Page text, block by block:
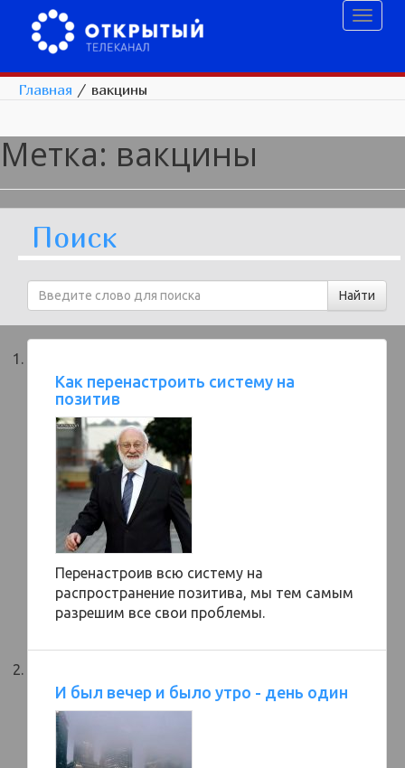
Главная / вакцины
Метка: вакцины
Поиск
Как перенастроить систему на
позитив
Перенастроив всю систему на
распространение позитива, мы тем самым
разрешим все свои проблемы.
И был вечер и было утро - день один